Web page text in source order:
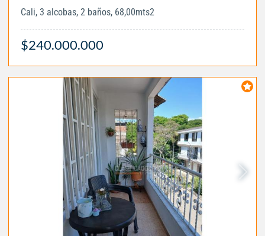
Cali, 3 alcobas, 2 baños, 68,00mts2
$240.000.000